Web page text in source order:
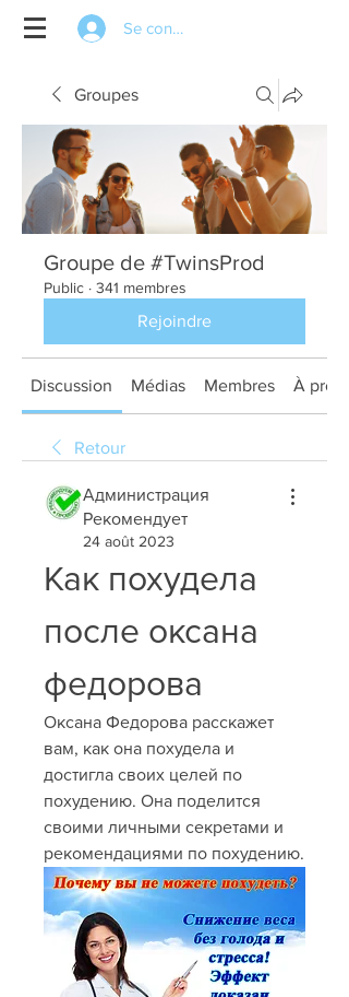
Se connecter
Groupes
Groupe de #TwinsProd
Public · 341 membres
Rejoindre
Discussion Médias Membres À
Retour
Администрация
Рекомендует
24 août 2023
Как похудела
после оксана
федорова
Оксана Федорова расскажет
вам, как она похудела и
достигла своих целей по
похудению. Она поделится
своими личными секретами и
рекомендациями по похудению.